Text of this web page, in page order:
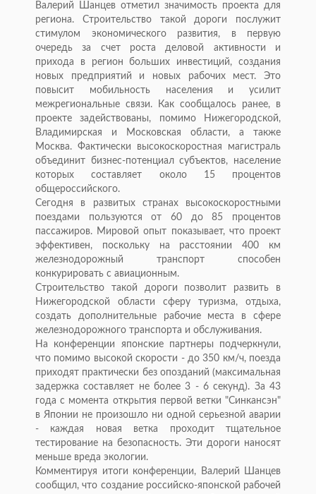
Валерий Шанцев отметил значимость проекта для
региона. Строительство такой дороги послужит
стимулом экономического развития, в первую
очередь за счет роста деловой активности и
прихода в регион больших инвестиций, создания
новых предприятий и новых рабочих мест. Это
повысит мобильность населения и усилит
межрегиональные связи. Как сообщалось ранее, в
проекте задействованы, помимо Нижегородской,
Владимирская и Московская области, а также
Москва. Фактически высокоскоростная магистраль
объединит бизнес-потенциал субъектов, население
которых составляет около 15 процентов
общероссийского.
Сегодня в развитых странах высокоскоростными
поездами пользуются от 60 до 85 процентов
пассажиров. Мировой опыт показывает, что проект
эффективен, поскольку на расстоянии 400 км
железнодорожный транспорт способен
конкурировать с авиационным.
Строительство такой дороги позволит развить в
Нижегородской области сферу туризма, отдыха,
создать дополнительные рабочие места в сфере
железнодорожного транспорта и обслуживания.
На конференции японские партнеры подчеркнули,
что помимо высокой скорости - до 350 км/ч, поезда
приходят практически без опозданий (максимальная
задержка составляет не более 3 - 6 секунд). За 43
года с момента открытия первой ветки "Синкансэн"
в Японии не произошло ни одной серьезной аварии
- каждая новая ветка проходит тщательное
тестирование на безопасность. Эти дороги наносят
меньше вреда экологии.
Комментируя итоги конференции, Валерий Шанцев
сообщил, что создание российско-японской рабочей